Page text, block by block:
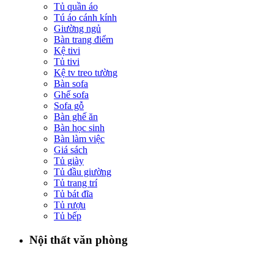
Tủ quần áo
Tú áo cánh kính
Giường ngủ
Bàn trang điểm
Kệ tivi
Tủ tivi
Kệ tv treo tường
Bàn sofa
Ghế sofa
Sofa gỗ
Bàn ghế ăn
Bàn học sinh
Bàn làm việc
Giá sách
Tủ giày
Tủ đầu giường
Tủ trang trí
Tủ bát đĩa
Tủ rượu
Tủ bếp
Nội thất văn phòng